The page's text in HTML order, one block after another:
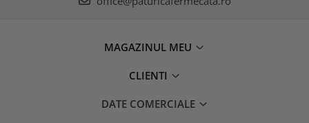
MAGAZINUL MEU
CLIENTI
DATE COMERCIALE